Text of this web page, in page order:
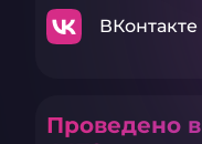
ВКонтакте
Проведено